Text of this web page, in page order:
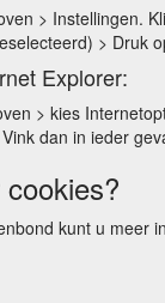
> Instellingen.
> Druk
Explorer:
> kies
dan in ieder
kunt u meer